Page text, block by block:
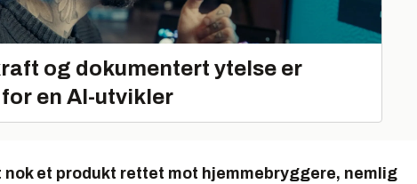
og dokumentert ytelse er
en AI-utvikler
nok et produkt rettet mot hjemmebryggere, nemlig